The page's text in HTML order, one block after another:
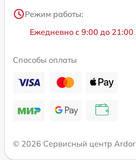
Режим работы:
Ежедневно с 9:00 до 21:00
Способы оплаты
© 2026 Сервисный центр Ardor